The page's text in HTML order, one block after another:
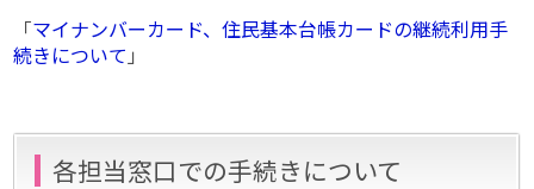
「マイナンバーカード、住民基本台帳カードの継続利用手
続きについて 」
各担当窓口での手続きについて